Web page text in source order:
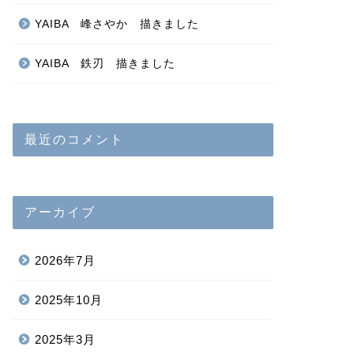
YAIBA 峰さやか 描きました
YAIBA 鉄刃 描きました
最近のコメント
アーカイブ
2026年7月
2025年10月
2025年3月